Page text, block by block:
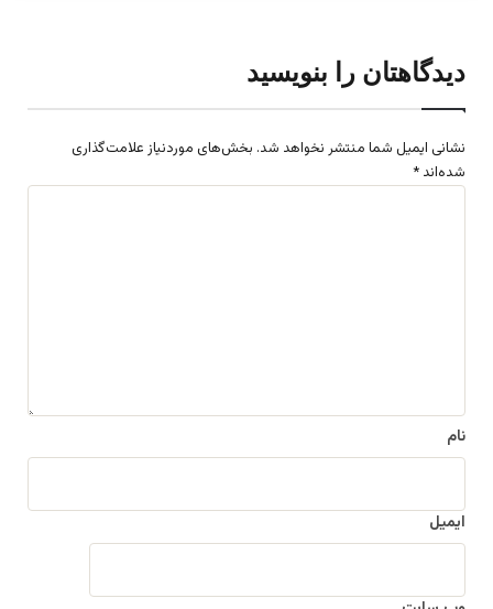
دیدگاهتان را بنویسید
نشانی ایمیل شما منتشر نخواهد شد. بخش‌های موردنیاز علامت‌گذاری
شده‌اند *
نام
ایمیل